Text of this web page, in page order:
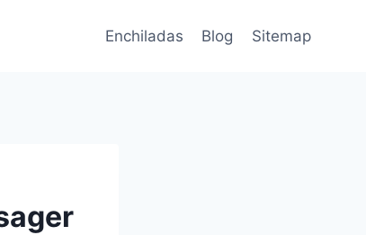
Enchiladas Blog Sitemap